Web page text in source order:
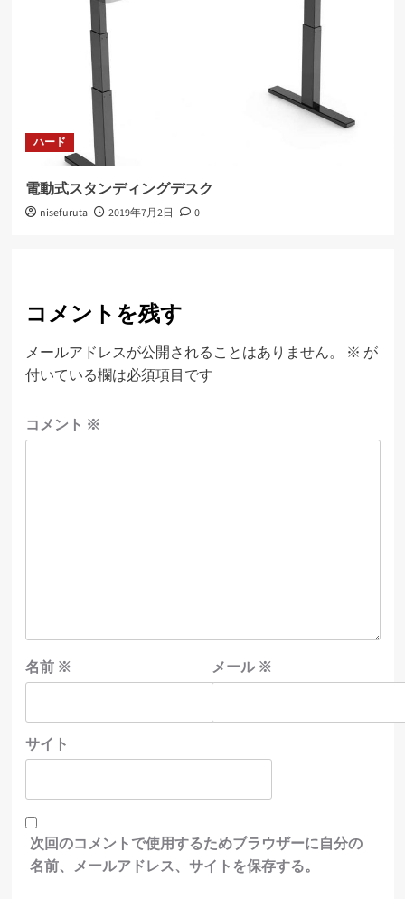
ハード
電動式スタンディングデスク
nisefuruta 2019年7月2日 0
コメントを残す
メールアドレスが公開されることはありません。 ※ が
付いている欄は必須項目です
コメント ※
名前 ※ メール ※
サイト
次回のコメントで使用するためブラウザーに自分の
名前、メールアドレス、サイトを保存する。